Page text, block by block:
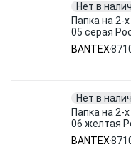
Нет в
Папка на 2-
05 серая
871090
BANTEX
Нет в
Папка на 2-
06 желтая
871091
BANTEX